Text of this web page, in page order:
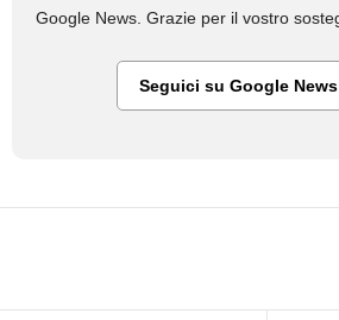
Google News. Grazie per il vostro
Seguici su Google News